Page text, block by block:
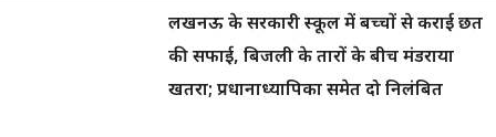
लखनऊ के सरकारी स्कूल में बच्चों से कराई छत
की सफाई, बिजली के तारों के बीच मंडराया
खतरा; प्रधानाध्यापिका समेत दो निलंबित